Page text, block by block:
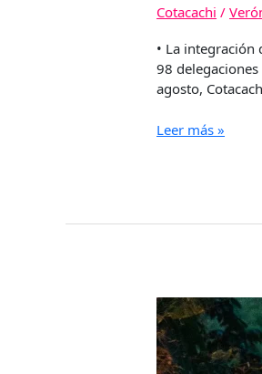
Cotacachi /
• La
98
agosto,
Leer más »
COTACACHI
SE
PREPARA
PARA